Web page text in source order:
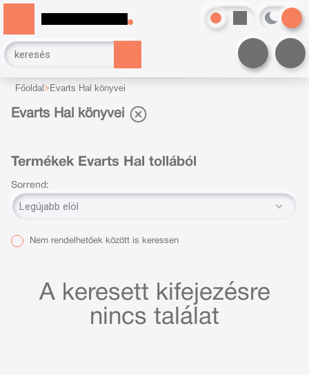
Főoldal Evarts Hal könyvei
Evarts Hal könyvei
Termékek Evarts Hal tollából
Sorrend:
Nem rendelhetőek között is keressen
A keresett kifejezésre
nincs találat